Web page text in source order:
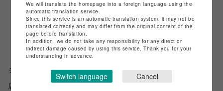
ショップ名
四歩
店舗名
We will translate the homepage into a foreign language using the
automatic translation service.
Since this service is an automatic translation system, it may not be
translated correctly and may differ from the original content of the
page before translation.
In addition, we do not take any responsibility for any direct or
indirect damage caused by using this service. Thank you for your
understanding in advance.
Switch language Cancel